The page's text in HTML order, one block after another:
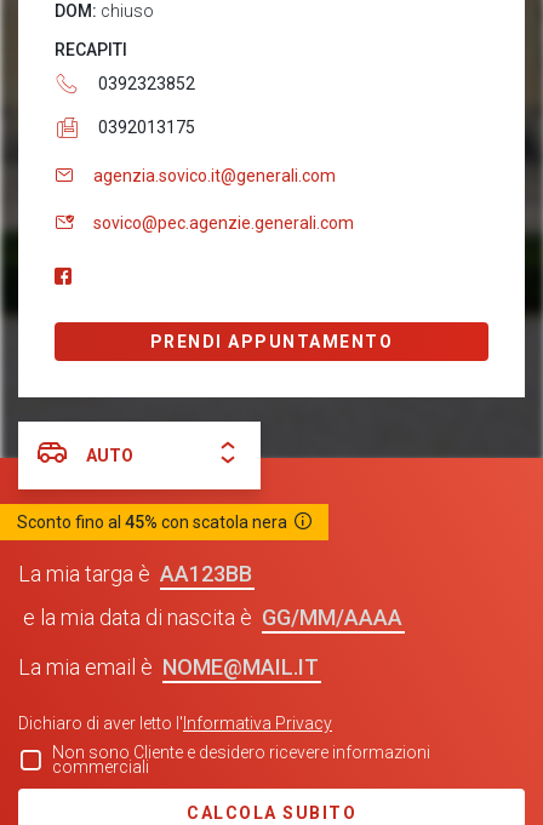
DOM: chiuso
RECAPITI
0392323852
0392013175
agenzia.sovico.it@generali.com
sovico@pec.agenzie.generali.com
PRENDI APPUNTAMENTO
AUTO
Sconto fino al 45% con scatola nera
La mia targa è
AA123BB
e la mia data di nascita è
GG/MM/AAAA
La mia email è NOME@MAIL.IT
Dichiaro di aver letto l' Informativa Privacy
Non sono Cliente e desidero ricevere informazioni
commerciali
CALCOLA SUBITO